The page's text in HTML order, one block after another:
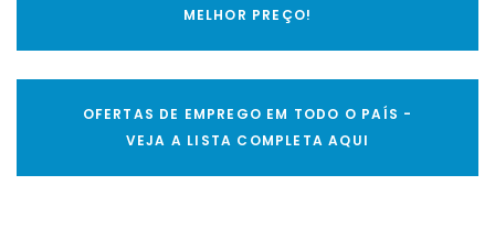
MELHOR PREÇO!
OFERTAS DE EMPREGO EM TODO O PAÍS -
VEJA A LISTA COMPLETA AQUI